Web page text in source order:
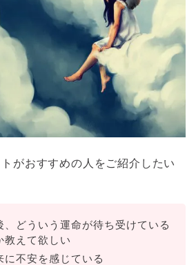
がおすすめの人をご紹介したい
、どういう運命が待ち受けている
教えて欲しい
に不安を感じている